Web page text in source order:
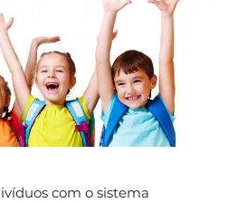
com o sistema